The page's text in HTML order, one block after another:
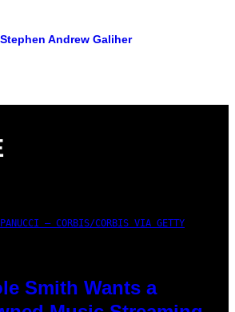
Stephen Andrew Galiher
PANUCCI – CORBIS/CORBIS VIA GETTY
Smith Wants a